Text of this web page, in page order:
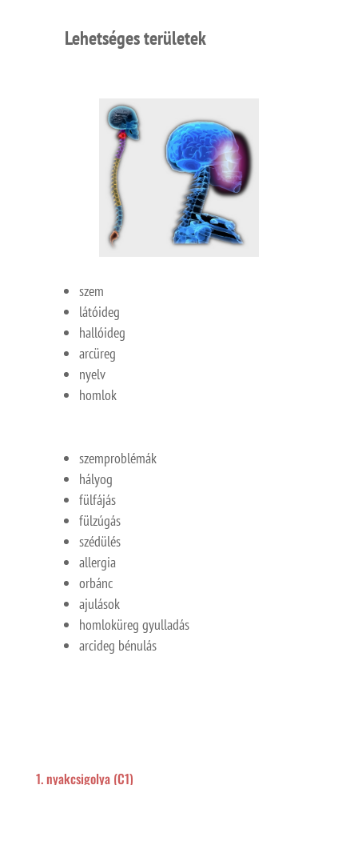
Lehetséges területek
szem
látóideg
hallóideg
arcüreg
nyelv
homlok
szemproblémák
hályog
fülfájás
fülzúgás
szédülés
allergia
orbánc
ajulások
homloküreg gyulladás
arcideg bénulás
1. nyakcsigolya (C1)